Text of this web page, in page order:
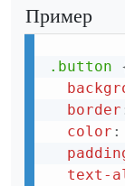
Пример
.button
border
color :
text-